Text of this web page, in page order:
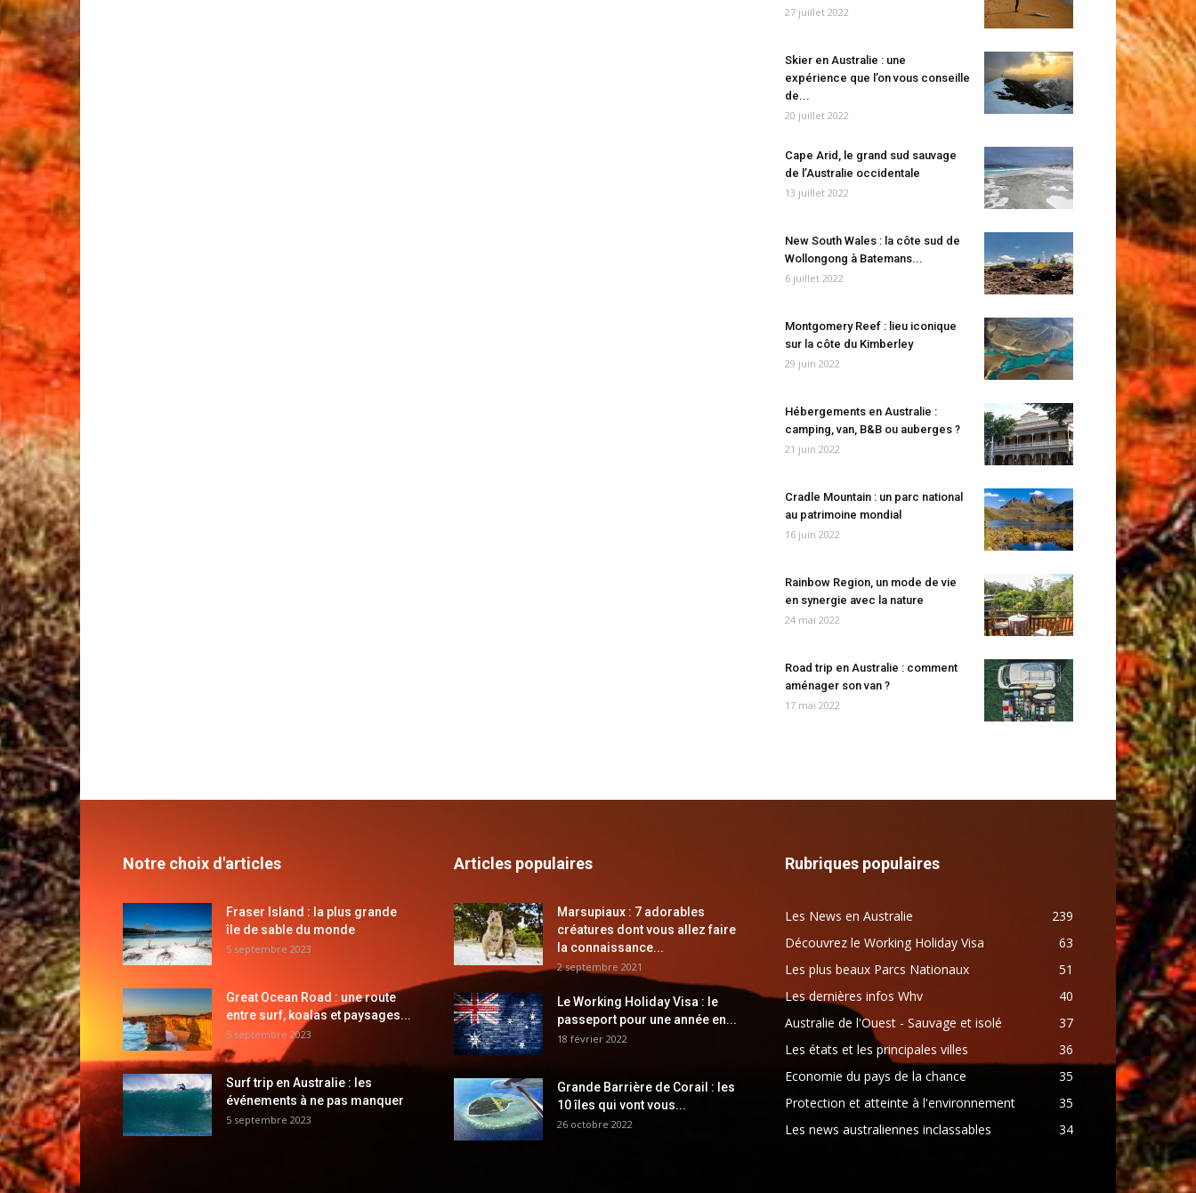
27 juillet 2022
Skier en Australie : une
expérience que l’on vous conseille
de...
20 juillet 2022
Cape Arid, le grand sud sauvage
de l’Australie occidentale
13 juillet 2022
New South Wales : la côte sud de
Wollongong à Batemans...
6 juillet 2022
Montgomery Reef : lieu iconique
sur la côte du Kimberley
29 juin 2022
Hébergements en Australie :
camping, van, B&B ou auberges ?
21 juin 2022
Cradle Mountain : un parc national
au patrimoine mondial
16 juin 2022
Rainbow Region, un mode de vie
en synergie avec la nature
24 mai 2022
Road trip en Australie : comment
aménager son van ?
17 mai 2022
Notre choix d'articles
Fraser Island : la plus grande
île de sable du monde
5 septembre 2023
Great Ocean Road : une route
entre surf, koalas et paysages...
5 septembre 2023
Surf trip en Australie : les
événements à ne pas manquer
5 septembre 2023
Articles populaires
Marsupiaux : 7 adorables
créatures dont vous allez faire
la connaissance...
2 septembre 2021
Le Working Holiday Visa : le
passeport pour une année en...
18 février 2022
Grande Barrière de Corail : les
10 îles qui vont vous...
26 octobre 2022
Rubriques populaires
Les News en Australie
239
Découvrez le Working Holiday Visa
63
Les plus beaux Parcs Nationaux
51
Les dernières infos Whv
40
Australie de l'Ouest - Sauvage et isolé
37
Les états et les principales villes
36
Economie du pays de la chance
35
Protection et atteinte à l'environnement
35
Les news australiennes inclassables
34